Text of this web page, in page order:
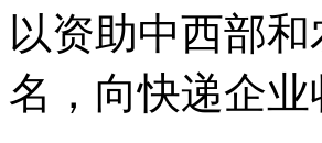
山东因降雪临时封闭134个高速收
以资助中西部
名，向快递企业